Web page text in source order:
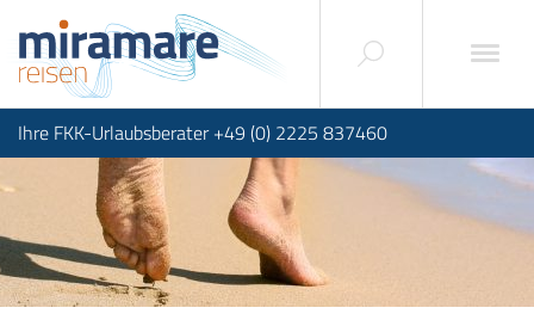
Ihre FKK-Urlaubsberater +49 (0) 2225 837460